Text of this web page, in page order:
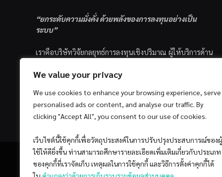
We value your privacy
We use cookies to enhance your browsing experience, serve
personalised ads or content, and analyse our traffic. By
clicking "Accept All", you consent to our use of cookies.
เว็บไซต์นี้ใช้คุกกี้เพื่อวัตถุประสงค์ในการปรับปรุงประสบการณ์ของผู้
ใช้ให้ดียิ่งขึ้น ท่านสามารถศึกษารายละเอียดเพิ่มเติมเกี่ยวกับประเภท
ของคุกกี้ที่เราจัดเก็บ เหตุผลในการใช้คุกกี้ และวิธีการตั้งค่าคุกกี้ได้
“ยกระดับความมั่งคั่ง ด้วยพลังของการลงทุนอย่างเป็น
ระบบ”
เราคือบริษัทวิจัยกลยุทธ์การลงทุนเชิงปริมาณ ผู้ให้บริการด้าน
ส่วนบุคคล ซึ่งมีเป้าหมายที่จะช่วยเหลือให้นักลงทุนไทย
ด้วยแนวคิดและกระบวนการลงทุนอย่างเป็นระบบแบบ
Quantitative & Systematic Investing